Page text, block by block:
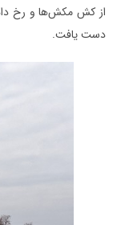
از کش مکش‌ها و رخ داد
دست یافت.